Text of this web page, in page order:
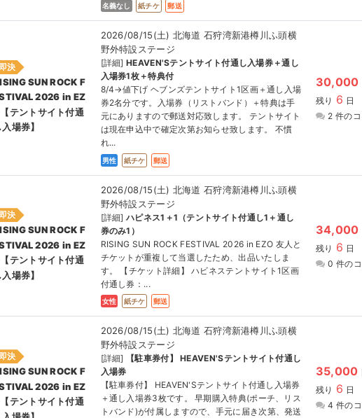
名義なし 紙チケ 郵送
即決
SUN ROCK F
2026 in EZ
テントサイト付通
⼊場券】
2026/08/15(土) 北海道 石狩湾新港樽川ふ頭横
野外特設ステージ
[詳細]HEAVEN'Sテントサイト付通し入場券＋通し
入場券1枚＋特典付
8/4→値下げ ヘブンズテントサイト1区画＋通し入場
券2名分です。入場券（リストバンド）＋特典は手
元にありますので郵送対応致します。 テントサイト
は現在申込中で確定次第お知らせ致します。 不慣
れ...
男性 紙チケ 郵送
30,000
残り 6 日
2 件の
決
SUN ROCK F
2026 in EZ
テントサイト付通
⼊場券】
2026/08/15(土) 北海道 石狩湾新港樽川ふ頭横
野外特設ステージ
[詳細]ハピネス1＋1（テントサイト付通し1＋通し
券のみ1）
RISING SUN ROCK FESTIVAL 2026 in EZO 友人と
チケットが重複して当選したため、出品いたしま
す。 【チケット詳細】 ハビネステントサイト1区画
付通し券：...
女性 紙チケ 郵送
34,000
残り 6 日
0 件の
決
SUN ROCK F
2026 in EZ
テントサイト付通
2026/08/15(土) 北海道 石狩湾新港樽川ふ頭横
野外特設ステージ
[詳細]
【駐車券付】 HEAVEN'Sテントサイト付通し
入場券
【駐車券付】 HEAVEN'Sテントサイト付通し入場券
＋通し入場券3枚です。 早期購入特典(ポーチ、リス
トバンド)が付属しますので、手元に届き次第、発送
35,000
残り 6 日
4 件の